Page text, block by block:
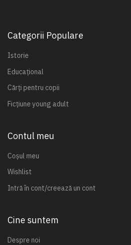
Categorii Populare
Istorie
Educațional
Cărți pentru copii
Ficțiune young adult
Contul meu
Coșul meu
Wishlist
Intră în cont/creează un cont
Cine suntem
Despre noi